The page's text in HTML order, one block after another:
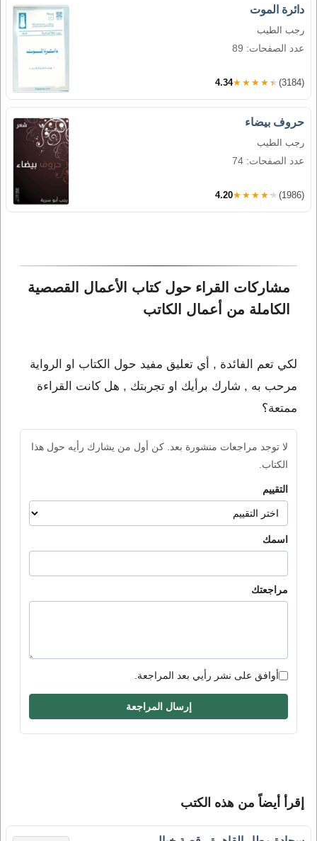
دائرة الموت
رجب الطيب
عدد الصفحات: 89
4.34★★★★★ (3184)
حروف بيضاء
رجب الطيب
عدد الصفحات: 74
4.20★★★★★ (1986)
مشاركات القراء حول كتاب الأعمال القصصية
الكاملة من أعمال الكاتب
لكي تعم الفائدة , أي تعليق مفيد حول الكتاب او الرواية
مرحب به , شارك برأيك او تجربتك , هل كانت القراءة
ممتعة؟
لا توجد مراجعات منشورة بعد. كن أول من يشارك رأيه حول هذا
الكتاب.
التقييم
اسمك
مراجعتك
أوافق على نشر رأيي بعد المراجعة.
إرسال المراجعة
إقرأ أيضاً من هذه الكتب